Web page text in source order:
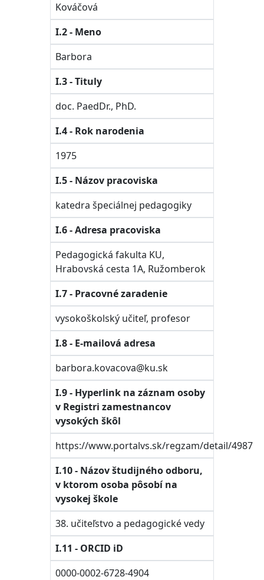
Kováčová
I.2 - Meno
Barbora
I.3 - Tituly
doc. PaedDr., PhD.
I.4 - Rok narodenia
1975
I.5 - Názov pracoviska
katedra špeciálnej pedagogiky
I.6 - Adresa pracoviska
Pedagogická fakulta KU,
Hrabovská cesta 1A, Ružomberok
I.7 - Pracovné zaradenie
vysokoškolský učiteľ, profesor
I.8 - E-mailová adresa
barbora.kovacova@ku.sk
I.9 - Hyperlink na záznam osoby
v Registri zamestnancov
vysokých škôl
https://www.portalvs.sk/regzam/detail/4987
I.10 - Názov študijného odboru,
v ktorom osoba pôsobí na
vysokej škole
38. učiteľstvo a pedagogické vedy
I.11 - ORCID iD
0000-0002-6728-4904